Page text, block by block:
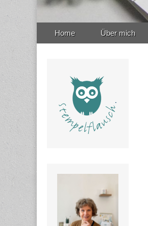
Home Über mich